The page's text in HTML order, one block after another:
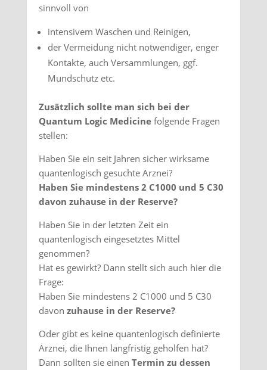
sinnvoll von
intensivem Waschen und Reinigen,
der Vermeidung nicht notwendiger, enger
Kontakte, auch Versammlungen, ggf.
Mundschutz etc.
Zusätzlich sollte man sich bei der
Quantum Logic Medicine folgende Fragen
stellen:
Haben Sie ein seit Jahren sicher wirksame
quantenlogisch gesuchte Arznei?
Haben Sie mindestens 2 C1000 und 5 C30
davon zuhause in der Reserve?
Haben Sie in der letzten Zeit ein
quantenlogisch eingesetztes Mittel
genommen?
Hat es gewirkt? Dann stellt sich auch hier die
Frage:
Haben Sie mindestens 2 C1000 und 5 C30
davon zuhause in der Reserve?
Oder gibt es keine quantenlogisch definierte
Arznei, die Ihnen langfristig geholfen hat?
Dann sollten sie einen Termin zu dessen